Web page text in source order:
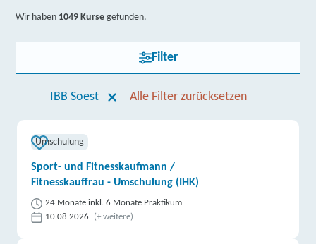
Wir haben 1049 Kurse gefunden.
Filter
IBB Soest Alle Filter zurücksetzen
Umschulung
Sport- und Fitnesskaufmann /
Fitnesskauffrau - Umschulung (IHK)
24 Monate inkl. 6 Monate Praktikum
10.08.2026
(+ weitere)